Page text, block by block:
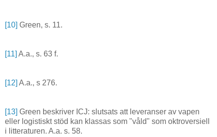
[10] Green, s. 11.
[11] A.a., s. 63 f.
[12] A.a., s 276.
[13] Green beskriver ICJ: slutsats att leveranser av vapen
eller logistiskt stöd kan klassas som "våld" som oktroversiell
i litteraturen. A.a. s. 58.